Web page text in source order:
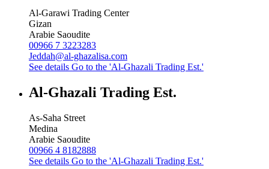
Al-Garawi Trading Center
Gizan
Arabie Saoudite
00966 7 3223283
Jeddah@al-ghazalisa.com
See details Go to the 'Al-Ghazali Trading Est.'
Al-Ghazali Trading Est.
As-Saha Street
Medina
Arabie Saoudite
00966 4 8182888
See details Go to the 'Al-Ghazali Trading Est.'